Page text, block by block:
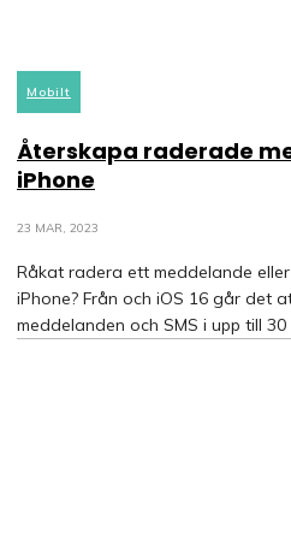
Mobilt
Återskapa raderade
iPhone
23 MAR, 2023
Råkat radera ett meddelande
iPhone? Från och iOS 16 går det
meddelanden och SMS i upp till